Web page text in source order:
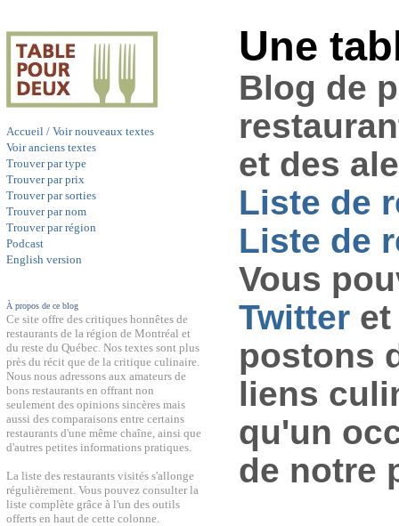
Accueil / Voir nouveaux textes
Voir anciens textes
Trouver par type
Trouver par prix
Trouver par sorties
Trouver par nom
Trouver par région
Podcast
English version
À propos de ce blog
Ce site offre des critiques honnêtes de
restaurants de la région de Montréal et
du reste du Québec. Nos textes sont plus
près du récit que de la critique culinaire.
Nous nous adressons aux amateurs de
bons restaurants en offrant non
seulement des opinions sincères mais
aussi des comparaisons entre certains
restaurants d'une même chaîne, ainsi que
d'autres petites informations pratiques.
La liste des restaurants visités s'allonge
régulièrement. Vous pouvez consulter la
liste complète grâce à l'un des outils
offerts en haut de cette colonne.
Une
Blog de
et des
Liste de
Liste de
Vous
Twitter
postons
liens
qu'un
de notre